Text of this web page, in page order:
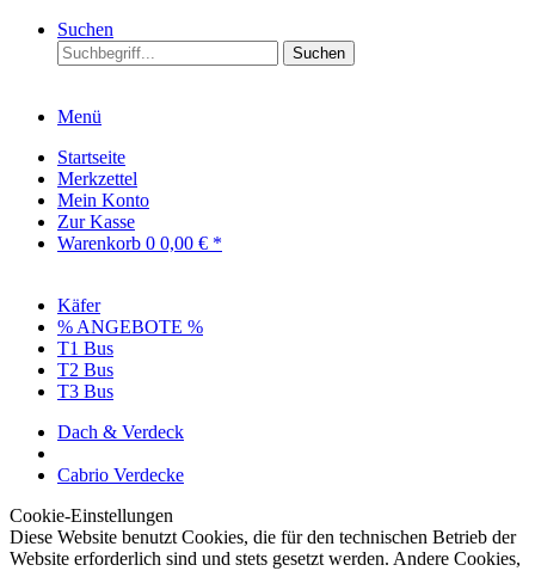
Suchen
Suchen
Menü
Startseite
Merkzettel
Mein Konto
Zur Kasse
Warenkorb 0 0,00 € *
Käfer
% ANGEBOTE %
T1 Bus
T2 Bus
T3 Bus
Dach & Verdeck
Cabrio Verdecke
Cookie-Einstellungen
Diese Website benutzt Cookies, die für den technischen Betrieb der
Website erforderlich sind und stets gesetzt werden. Andere Cookies,